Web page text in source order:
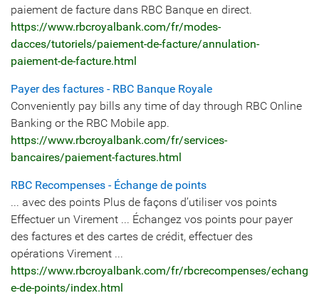
paiement de facture dans RBC Banque en direct.
https://www.rbcroyalbank.com/fr/modes-
dacces/tutoriels/paiement-de-facture/annulation-
paiement-de-facture.html
Payer des factures - RBC Banque Royale
Conveniently pay bills any time of day through RBC Online
Banking or the RBC Mobile app.
https://www.rbcroyalbank.com/fr/services-
bancaires/paiement-factures.html
RBC Recompenses - Échange de points
... avec des points Plus de façons d’utiliser vos points
Effectuer un Virement ... Échangez vos points pour payer
des factures et des cartes de crédit, effectuer des
opérations Virement ...
https://www.rbcroyalbank.com/fr/rbcrecompenses/echang
e-de-points/index.html